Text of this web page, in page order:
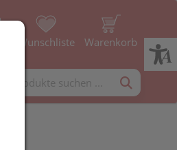
Wunschliste Warenkorb